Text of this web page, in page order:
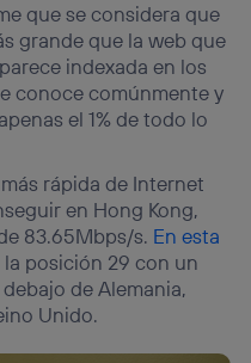
que se considera que
grande que la web que
indexada en los
conoce comúnmente y
el 1% de todo lo
rápida de Internet
en Hong Kong,
83.65Mbps/s. En esta
posición 29 con un
de Alemania,
Unido.